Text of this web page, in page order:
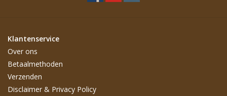
Klantenservice
Over ons
Betaalmethoden
Verzenden
Disclaimer & Privacy Policy